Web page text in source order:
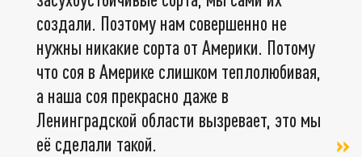
создали. Поэтому нам совершенно не
нужны никакие сорта от Америки. Потому
что соя в Америке слишком теплолюбивая,
а наша соя прекрасно даже в
Ленинградской области вызревает, это мы
её сделали такой.